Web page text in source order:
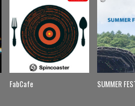
FabCafe SUMMER